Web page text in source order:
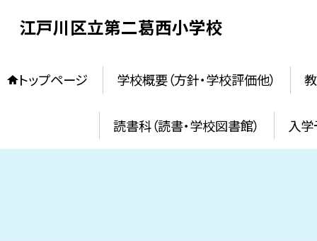
江戸川区立第二葛西小学校
トップページ 学校概要（方針・学校評価他）
読書科（読書・学校図書館） 入